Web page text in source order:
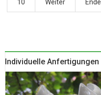
10 Weiter Ende
Individuelle Anfertigungen